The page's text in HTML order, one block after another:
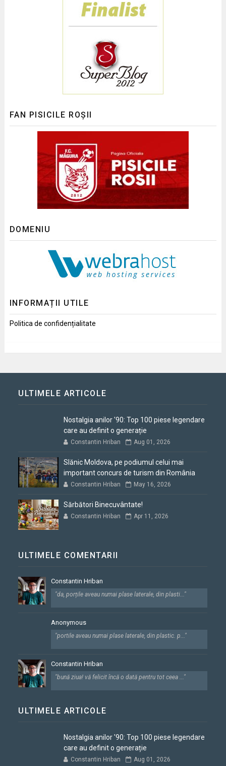
FAN PISICILE ROȘII
DOMENIU
INFORMAȚII UTILE
Politica de confidențialitate
ULTIMELE ARTICOLE
Nostalgia anilor '90: Top 100 piese legendare
care au definit o generație
Constantin Hriban Aug 01, 2026
Slănic Moldova, pe podiumul celui mai
important concurs de turism din România
Constantin Hriban May 16, 2026
Sărbători Binecuvântate!
Constantin Hriban Apr 11, 2026
ULTIMELE COMENTARII
Constantin Hriban
"da, porțile aveau numai plase laterale, din plasti..."
Anonymous
"portile aveau numai plase laterale, din plastic. p..."
Constantin Hriban
"bună ziua! vă felicit încă o dată pentru tot ceea ..."
ULTIMELE ARTICOLE
Nostalgia anilor '90: Top 100 piese legendare
care au definit o generație
Constantin Hriban Aug 01, 2026